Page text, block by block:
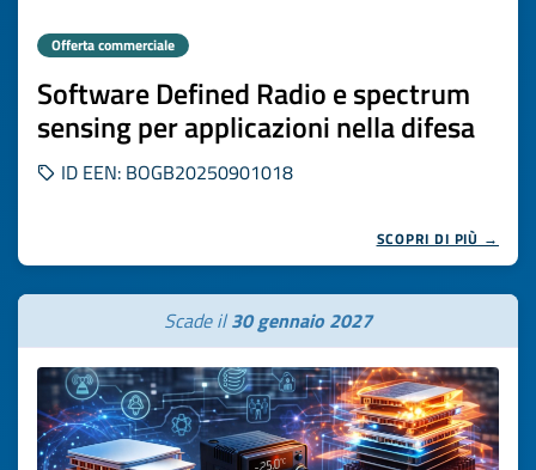
Offerta commerciale
Software Defined Radio e spectrum
sensing per applicazioni nella difesa
ID EEN: BOGB20250901018
SCOPRI DI PIÙ →
Scade il30 gennaio 2027